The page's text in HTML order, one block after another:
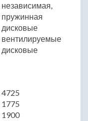
независимая,
пружинная
дисковые
вентилируемые
дисковые
4725
1775
1900